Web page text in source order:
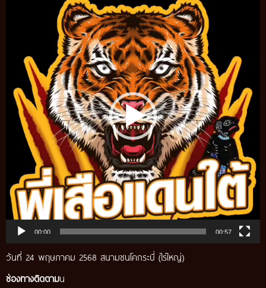
00:00 00:57
วันที่ 24 พฤษภาคม 2568 สนามชนโคกระบี่ (ไร่ใหญ่)
ช่องทางติดตามน